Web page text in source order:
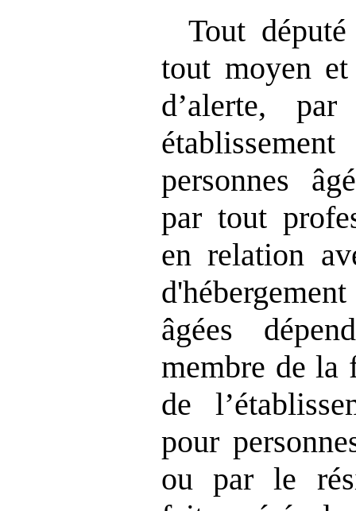
Tout
tout moyen
d’alerte,
établissement
personnes
par tout
en relation
âgées
membre de la
de
pour
ou par le